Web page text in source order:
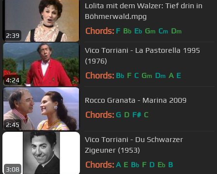
2:39
Lolita mit dem Walzer: Tief drin in
Böhmerwald.mpg
Chords: F Bb Eb Gm Cm Dm
4:24
Vico Torriani - La Pastorella 1995
(1976)
Chords: Bb F C Gm Dm A E
2:45
Rocco Granata - Marina 2009
Chords: G D F# C
3:08
Vico Torriani - Du Schwarzer
Zigeuner (1953)
Chords: A E Bb F D Eb B